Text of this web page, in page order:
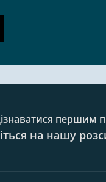
першим
на нашу